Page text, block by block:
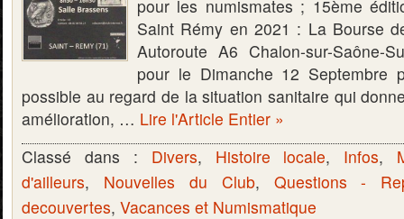
pour les numismates ; 15ème
Saint Rémy en 2021 : La Bourse
Autoroute A6 Chalon-sur-Saône-
pour le Dimanche 12 Septembre
possible au regard de la situation sanitaire qui
amélioration, … Lire l'Article Entier »
Classé dans : Divers, Histoire locale, Infos,
d'ailleurs, Nouvelles du Club, Questions -
decouvertes, Vacances et Numismatique